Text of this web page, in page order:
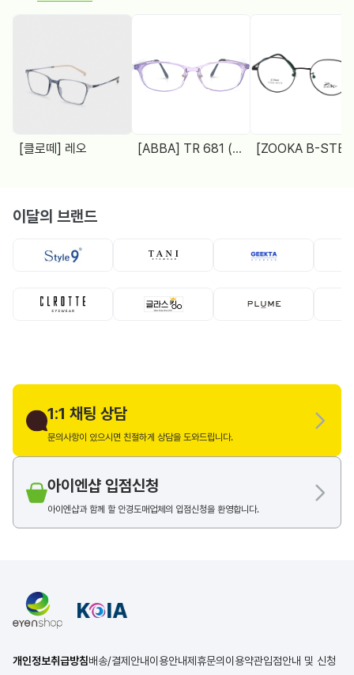
뿔테
[클로떼] 레오
뿔테
[ABBA] TR 681 (48□18 138)
이달의 브랜드
1:1 채팅 상담
문의사항이 있으시면 친절하게 상담을 도와드립니다.
아이엔샵 입점신청
아이엔샵과 함께 할 안경도매업체의 입점신청을 환영합니다.
개인정보취급방침배송/결제안내이용안내제휴문의 이용약관입점안내 및 신청